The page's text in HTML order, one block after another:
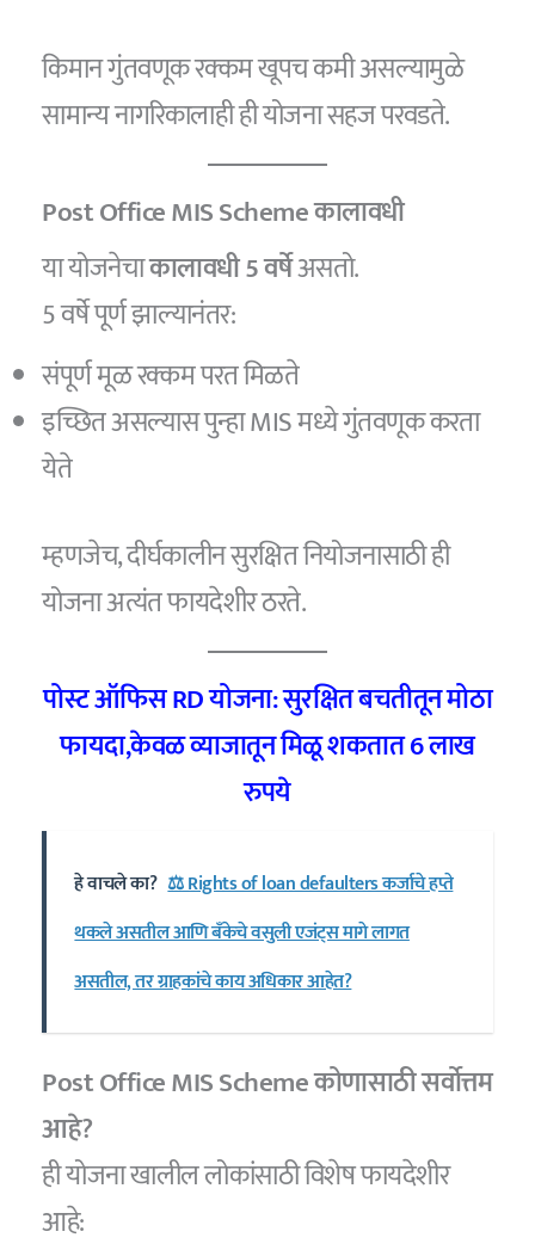
किमान गुंतवणूक रक्कम खूपच कमी असल्यामुळे
सामान्य नागरिकालाही ही योजना सहज परवडते.
Post Office MIS Schemeकालावधी
या योजनेचाकालावधी 5 वर्षेअसतो.
5 वर्षे पूर्ण झाल्यानंतर:
संपूर्ण मूळ रक्कम परत मिळते
इच्छित असल्यास पुन्हा MIS मध्ये गुंतवणूक करता
येते
म्हणजेच, दीर्घकालीन सुरक्षित नियोजनासाठी ही
योजना अत्यंत फायदेशीर ठरते.
पोस्ट ऑफिस RD योजना: सुरक्षित बचतीतून मोठा
फायदा,केवळ व्याजातून मिळू शकतात 6 लाख
रुपये
हे वाचले का? ⚖️ Rights of loan defaulters कर्जाचे हप्ते
थकले असतील आणि बँकेचे वसुली एजंट्स मागे लागत
असतील, तर ग्राहकांचे काय अधिकार आहेत?
Post Office MIS Scheme कोणासाठी सर्वोत्तम
आहे?
ही योजना खालील लोकांसाठी विशेष फायदेशीर
आहे: